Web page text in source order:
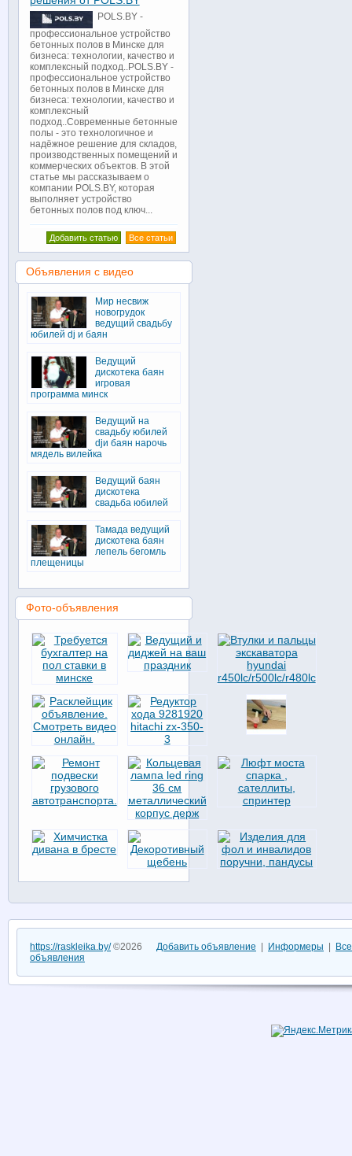
POLS.BY -
профессиональное устройство
бетонных полов в Минске для
бизнеса: технологии, качество и
комплексный подход..POLS.BY -
профессиональное устройство
бетонных полов в Минске для
бизнеса: технологии, качество и
комплексный
подход..Современные бетонные
полы - это технологичное и
надёжное решение для складов,
производственных помещений и
коммерческих объектов. В этой
статье мы рассказываем о
компании POLS.BY, которая
выполняет устройство
бетонных полов под ключ...
Все статьи
Добавить статью
Объявления с видео
Мир несвиж
новогрудок
ведущий свадьбу
юбилей dj и баян
Ведущий
дискотека баян
игровая
программа минск
Ведущий на
свадьбу юбилей
djи баян нарочь
мядель вилейка
Ведущий баян
дискотека
свадьба юбилей
Тамада ведущий
дискотека баян
лепель бегомль
плещеницы
Фото-объявления
https://raskleika.by/©2026 Добавить объявление Информеры
объявления